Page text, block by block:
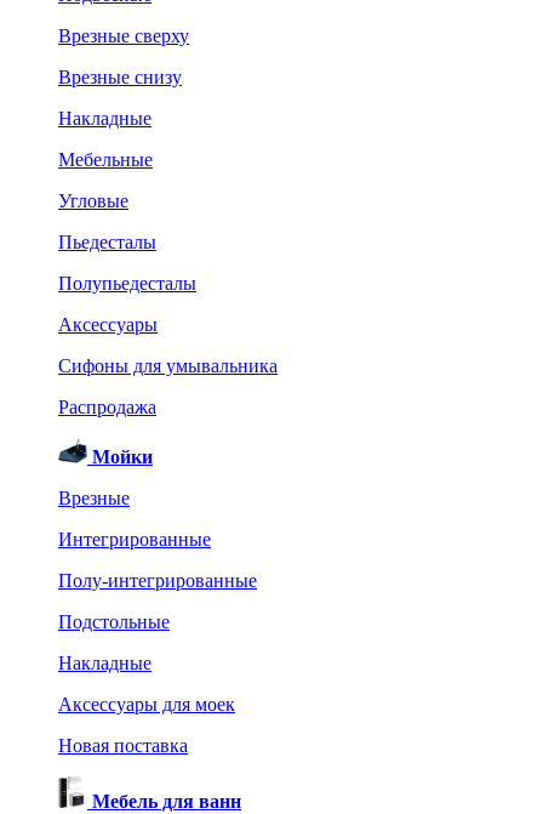
Врезные сверху
Врезные снизу
Накладные
Мебельные
Угловые
Пьедесталы
Полупьедесталы
Аксессуары
Сифоны для умывальника
Распродажа
Мойки
Врезные
Интегрированные
Полу-интегрированные
Подстольные
Накладные
Аксессуары для моек
Новая поставка
Мебель для ванн